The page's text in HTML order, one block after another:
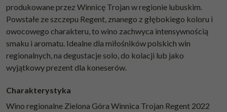
produkowane przez Winnicę Trojan w regionie lubuskim.
Powstałe ze szczepu Regent, znanego z głębokiego koloru i
owocowego charakteru, to wino zachwyca intensywnością
smaku i aromatu. Idealne dla miłośników polskich win
regionalnych, na degustacje solo, do kolacji lub jako
wyjątkowy prezent dla koneserów.
Charakterystyka
Wino regionalne Zielona Góra Winnica Trojan Regent 2022